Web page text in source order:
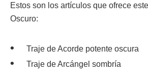
Estos son los artículos que ofrece
Oscuro:
Traje de Acorde potente oscura
Traje de Arcángel sombría